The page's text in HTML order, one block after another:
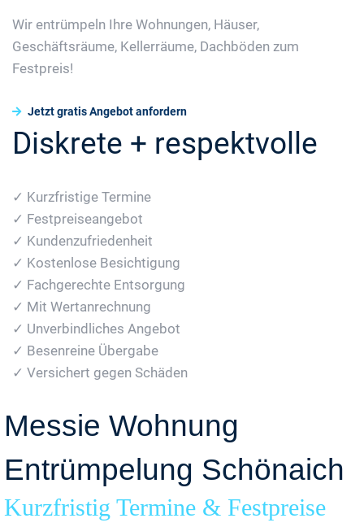
Wir entrümpeln Ihre Wohnungen, Häuser,
Geschäftsräume, Kellerräume, Dachböden zum
Festpreis!
Jetzt gratis Angebot anfordern
Diskrete + respektvolle
✓ Kurzfristige Termine
✓ Festpreiseangebot
✓ Kundenzufriedenheit
✓ Kostenlose Besichtigung
✓ Fachgerechte Entsorgung
✓ Mit Wertanrechnung
✓ Unverbindliches Angebot
✓ Besenreine Übergabe
✓ Versichert gegen Schäden
Messie Wohnung
Entrümpelung Schönaich
Kurzfristig Termine & Festpreise